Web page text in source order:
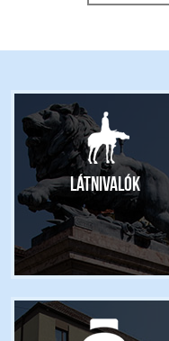
Látnivalók